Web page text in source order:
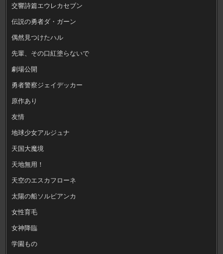
交響詩篇エウレカセブン
伝説の勇者ダ・ガーン
偶然見つけたハル
先輩、その口紅塗らないで
劇場公開
勇者警察ジェイデッカー
原作あり
友情
地球少女アルジュナ
天国大魔境
天地無用！
天空のエスカフローネ
太陽の船ソルビアンカ
女性育毛
女神降臨
学園もの